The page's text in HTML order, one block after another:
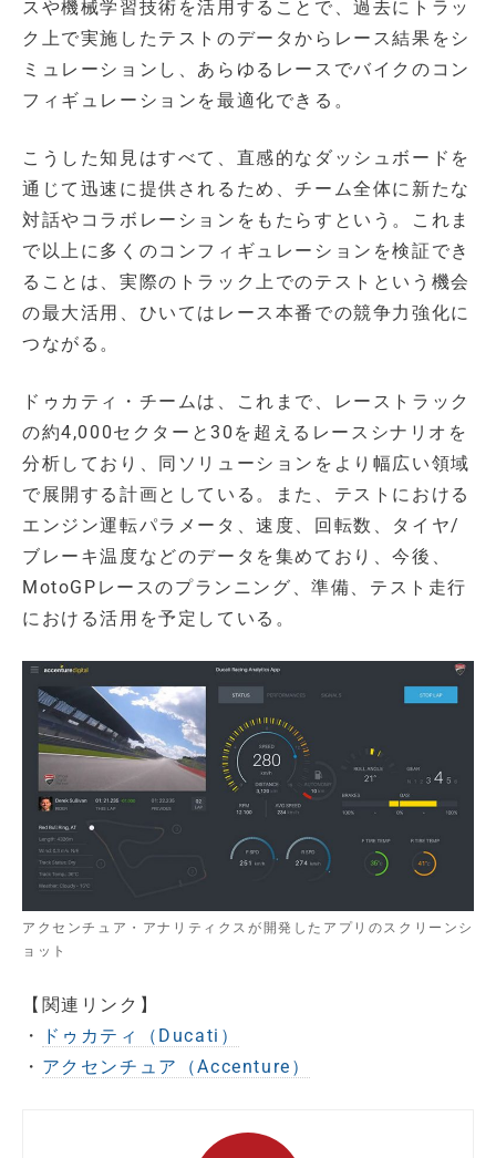
スや機械学習技術を活用することで、過去にトラッ
ク上で実施したテストのデータからレース結果をシ
ミュレーションし、あらゆるレースでバイクのコン
フィギュレーションを最適化できる。
こうした知見はすべて、直感的なダッシュボードを
通じて迅速に提供されるため、チーム全体に新たな
対話やコラボレーションをもたらすという。これま
で以上に多くのコンフィギュレーションを検証でき
ることは、実際のトラック上でのテストという機会
の最大活用、ひいてはレース本番での競争力強化に
つながる。
ドゥカティ・チームは、これまで、レーストラック
の約4,000セクターと30を超えるレースシナリオを
分析しており、同ソリューションをより幅広い領域
で展開する計画としている。また、テストにおける
エンジン運転パラメータ、速度、回転数、タイヤ/
ブレーキ温度などのデータを集めており、今後、
MotoGPレースのプランニング、準備、テスト走行
における活用を予定している。
アクセンチュア・アナリティクスが開発したアプリのスクリーンシ
ョット
【関連リンク】
・
ドゥカティ（Ducati）
・ アクセンチュア（Accenture）